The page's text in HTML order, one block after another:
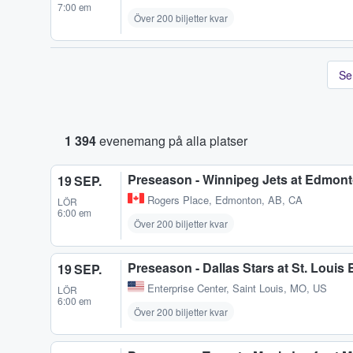
7:00 em
Över 200 biljetter kvar
1 394evenemang på alla platser
19 SEP.
LÖR
6:00 em
Preseason - Winnipeg Jets at
Rogers Place, Edmonton, AB, CA
Över 200 biljetter kvar
19 SEP.
LÖR
6:00 em
Preseason - Dallas Stars at St. Louis
Enterprise Center, Saint Louis, MO, US
Över 200 biljetter kvar